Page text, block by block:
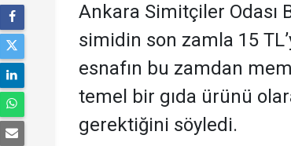
Ankara Simitçiler Odası
simidin son zamla 15
esnafın bu zamdan
temel bir gıda ürünü
gerektiğini söyledi.